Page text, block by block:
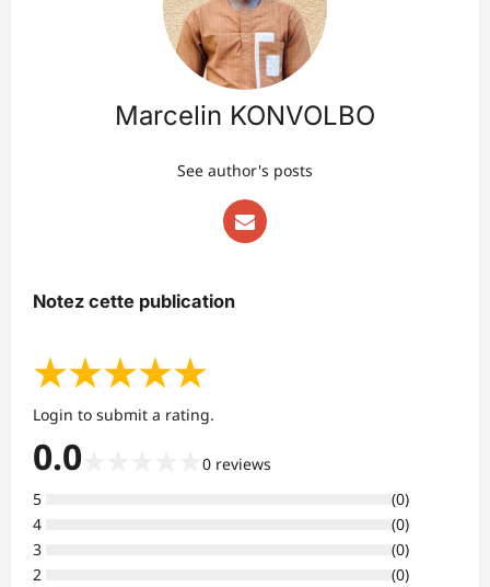
Marcelin KONVOLBO
See author's posts
Notez cette publication
★★★★★
Login to submit a rating.
0.0 0 reviews
5
(0)
4
(0)
3
(0)
2
(0)